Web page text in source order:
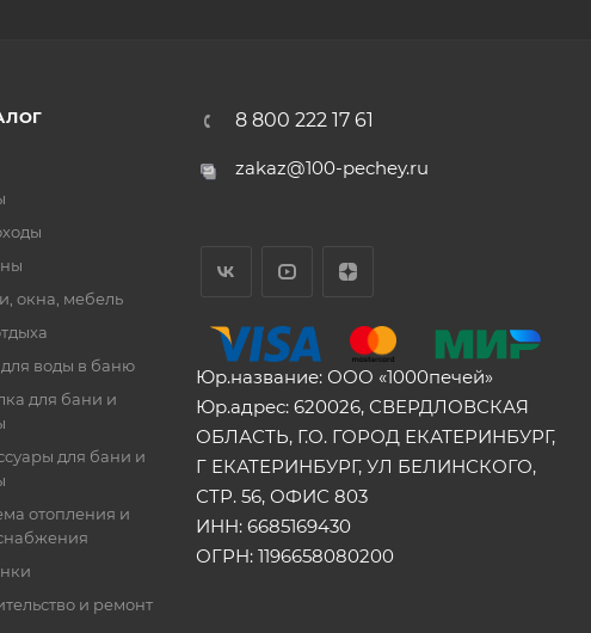
окна, мебель
воды в баню
для бани и
для бани и
отопления и
и ремонт
8 800 222 17 61
zakaz@100-pechey.ru
Юр.название: ООО «1000печей»
Юр.адрес: 620026, СВЕРДЛОВСКАЯ
ОБЛАСТЬ, Г.О. ГОРОД ЕКАТЕРИНБУРГ,
Г ЕКАТЕРИНБУРГ, УЛ БЕЛИНСКОГО,
СТР. 56, ОФИС 803
ИНН: 6685169430
ОГРН: 1196658080200